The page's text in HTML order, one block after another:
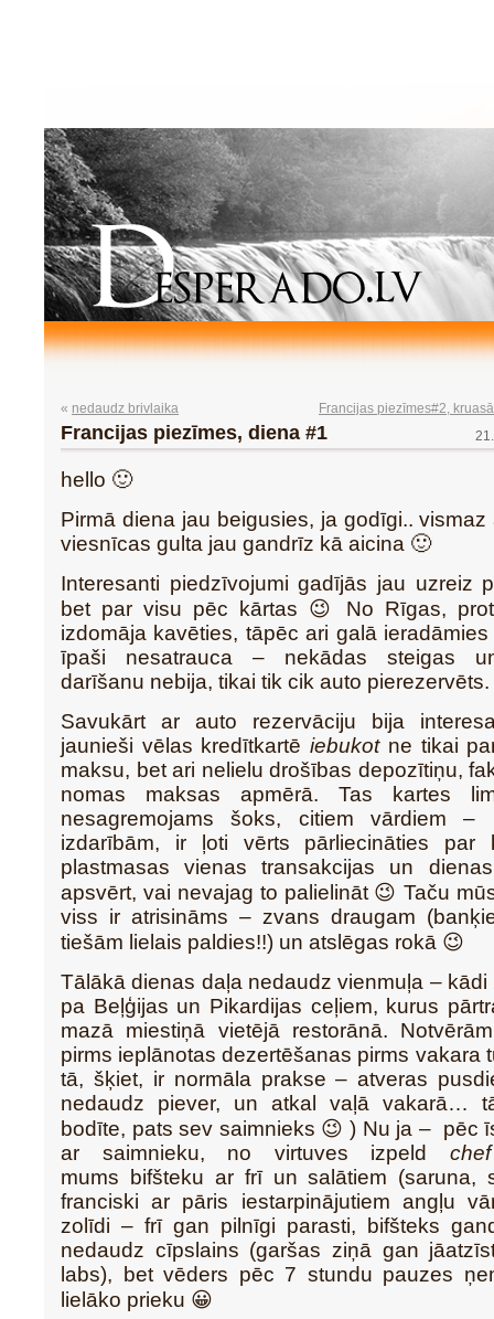
« nedaudz brivlaika Francijas piezīmes#2,
Francijas piezīmes, diena #1
hello 🙂
Pirmā diena jau beigusies, ja godīgi..
viesnīcas gulta jau gandrīz kā aicina 🙂
Interesanti piedzīvojumi gadījās jau uzreiz
bet par visu pēc kārtas 😉 No Rīgas,
izdomāja kavēties, tāpēc ari galā
īpaši nesatrauca – nekādas steigas
darīšanu nebija, tikai tik cik auto pierezervēts.
Savukārt ar auto rezervāciju bija
jaunieši vēlas kredītkartēiebukotne tikai
maksu, bet ari nelielu drošības depozītiņu,
nomas maksas apmērā. Tas kartes
nesagremojams šoks, citiem vārdiem –
izdarībām, ir ļoti vērts pārliecināties par
plastmasas vienas transakcijas un
apsvērt, vai nevajag to palielināt 😉 Taču
viss ir atrisināms – zvans draugam
tiešām lielais paldies!!) un atslēgas rokā 😉
Tālākā dienas daļa nedaudz vienmuļa – kādi
pa Beļģijas un Pikardijas ceļiem, kurus
mazā miestiņā vietējā restorānā.
pirms ieplānotas dezertēšanas pirms vakara
tā, šķiet, ir normāla prakse – atveras
nedaudz piever, un atkal vaļā vakarā…
bodīte, pats sev saimnieks 😉 ) Nu ja – pēc
ar saimnieku, no virtuves izpeld chef
mums bifšteku ar frī un salātiem (saruna,
franciski ar pāris iestarpinājutiem angļu
zolīdi – frī gan pilnīgi parasti, bifšteks
nedaudz cīpslains (garšas ziņā gan
labs), bet vēders pēc 7 stundu pauzes
lielāko prieku 😀